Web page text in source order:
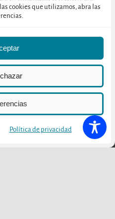
cookies que utilizamos, abra las
Política de privacidad